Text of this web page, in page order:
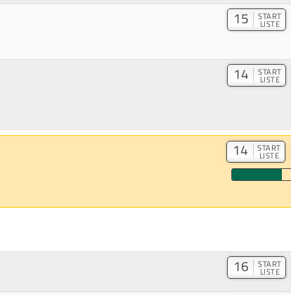
15 START
LISTE
14 START
LISTE
14 START
LISTE
16 START
LISTE